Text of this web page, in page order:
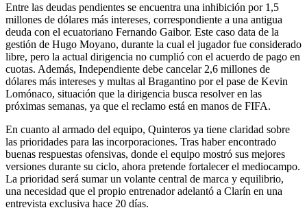
Entre las deudas pendientes se encuentra una inhibición por 1,5
millones de dólares más intereses, correspondiente a una antigua
deuda con el ecuatoriano Fernando Gaibor. Este caso data de la
gestión de Hugo Moyano, durante la cual el jugador fue considerado
libre, pero la actual dirigencia no cumplió con el acuerdo de pago en
cuotas. Además, Independiente debe cancelar 2,6 millones de
dólares más intereses y multas al Bragantino por el pase de Kevin
Lomónaco, situación que la dirigencia busca resolver en las
próximas semanas, ya que el reclamo está en manos de FIFA.
En cuanto al armado del equipo, Quinteros ya tiene claridad sobre
las prioridades para las incorporaciones. Tras haber encontrado
buenas respuestas ofensivas, donde el equipo mostró sus mejores
versiones durante su ciclo, ahora pretende fortalecer el mediocampo.
La prioridad será sumar un volante central de marca y equilibrio,
una necesidad que el propio entrenador adelantó a Clarín en una
entrevista exclusiva hace 20 días.